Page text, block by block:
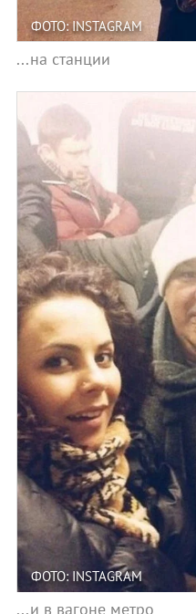
ФОТО: INSTAGRAM
...на станции
ФОТО: INSTAGRAM
...и в вагоне метро